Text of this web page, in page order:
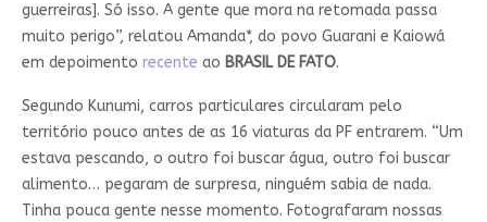
guerreiras]. Só isso. A gente que mora na retomada passa
muito perigo”, relatou Amanda*, do povo Guarani e Kaiowá
em depoimento recente ao BRASIL DE FATO.
Segundo Kunumi, carros particulares circularam pelo
território pouco antes de as 16 viaturas da PF entrarem. “Um
estava pescando, o outro foi buscar água, outro foi buscar
alimento… pegaram de surpresa, ninguém sabia de nada.
Tinha pouca gente nesse momento. Fotografaram nossas